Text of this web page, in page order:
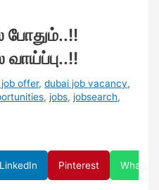
போதும்..!!
offer,dubai job vacancy,
,jobs,jobsearch,
LinkedIn Pinterest